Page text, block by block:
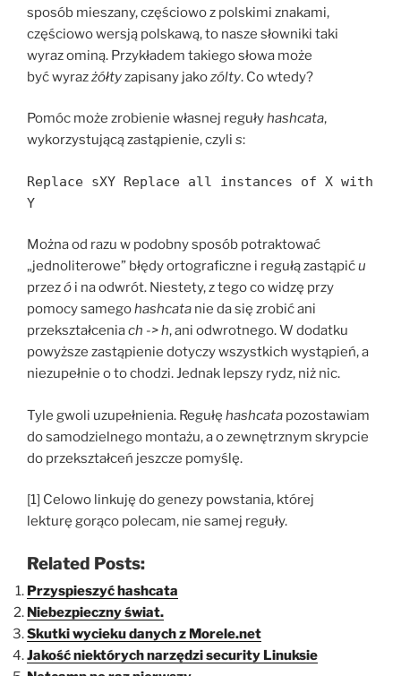
sposób mieszany, częściowo z polskimi znakami,
częściowo wersją polskawą, to nasze słowniki taki
wyraz ominą. Przykładem takiego słowa może
być wyrazżółtyzapisany jakozólty. Co wtedy?
Pomóc może zrobienie własnej regułyhashcata,
wykorzystującą zastąpienie, czyli s:
Replace sXY Replace all instances of X with
Y
Można od razu w podobny sposób potraktować
„jednoliterowe” błędy ortograficzne i regułą zastąpiću
przezó i na odwrót. Niestety, z tego co widzę przy
pomocy samegohashcata nie da się zrobić ani
przekształceniach -> h, ani odwrotnego. W dodatku
powyższe zastąpienie dotyczy wszystkich wystąpień, a
niezupełnie o to chodzi. Jednak lepszy rydz, niż nic.
Tyle gwoli uzupełnienia. Regułę hashcata pozostawiam
do samodzielnego montażu, a o zewnętrznym skrypcie
do przekształceń jeszcze pomyślę.
[1] Celowo linkuję do genezy powstania, której
lekturę gorąco polecam, nie samej reguły.
Related Posts:
Przyspieszyć hashcata
Niebezpieczny świat.
Skutki wycieku danych z Morele.net
Jakość niektórych narzędzi security Linuksie